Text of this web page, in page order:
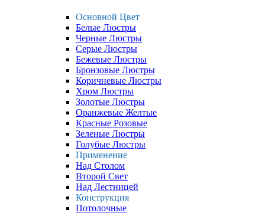
Основной Цвет
Белые Люстры
Черные Люстры
Серые Люстры
Бежевые Люстры
Бронзовые Люстры
Коричневые Люстры
Хром Люстры
Золотые Люстры
Оранжевые Желтые
Красные Розовые
Зеленые Люстры
Голубые Люстры
Применение
Над Столом
Второй Свет
Над Лестницей
Конструкция
Потолочные